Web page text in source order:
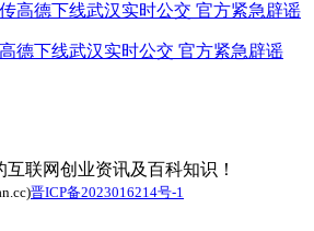
德下线武汉实时公交 官方紧急辟谣
联网创业资讯及百科知识！
晋ICP备2023016214号-1